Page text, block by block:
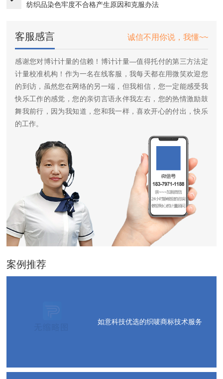
纺织品染色牢度不合格产生原因和克服办法
客服感言 诚信不用你说，我懂~~
感谢您对博计计量的信赖！博计计量—值得托付的第三方法定
计量校准机构！作为一名在线客服，我每天都在用微笑欢迎您
的到访，虽然您在网络的另一端，但我相信，您一定能感受我
快乐工作的感觉，您的亲切言语永伴我左右，您的热情激励鼓
舞我前行，因为我知道，您和我一样，喜欢开心的付出，快乐
的工作。
案例推荐
如意科技优选的织唛商标技术服务